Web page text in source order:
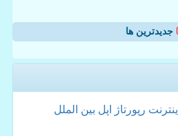
جدیدترین ها
اینترنت رپورتاژ اپل بین الملل